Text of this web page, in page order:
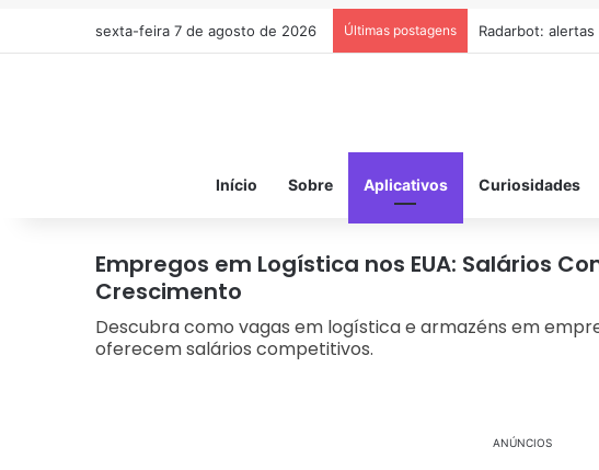
sexta-feira 7 de agosto de 2026 Últimas postagens Radarbot:
Início Sobre Aplicativos Curiosidades
Empregos em Logística nos EUA: Salários
Crescimento
Descubra como vagas em logística e armazéns em
oferecem salários competitivos.
ANÚNCIOS